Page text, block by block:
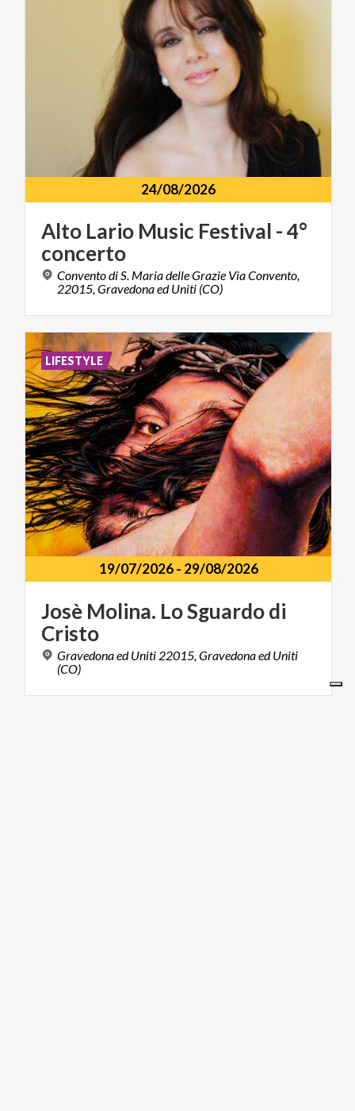
24/08/2026
Alto Lario Music Festival -4°
concerto
Convento di S. Maria delle Grazie Via Convento,
22015, Gravedona ed Uniti (CO)
19/07/2026- 29/08/2026
Josè Molina. LoSguardodi
Cristo
Gravedona ed Uniti 22015, Gravedona ed Uniti
(CO)
LIFESTYLE